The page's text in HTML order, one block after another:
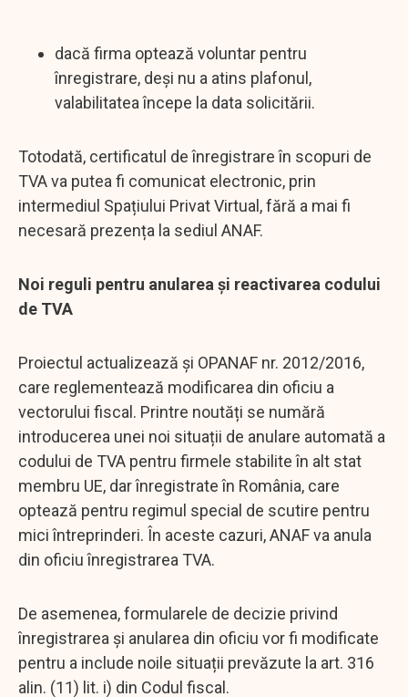
dacă firma optează voluntar pentru
înregistrare, deși nu a atins plafonul,
valabilitatea începe la data solicitării.
Totodată, certificatul de înregistrare în scopuri de
TVA va putea fi comunicat electronic, prin
intermediul Spațiului Privat Virtual, fără a mai fi
necesară prezența la sediul ANAF.
Noi reguli pentru anularea și reactivarea codului
de TVA
Proiectul actualizează și OPANAF nr. 2012/2016,
care reglementează modificarea din oficiu a
vectorului fiscal. Printre noutăți se numără
introducerea unei noi situații de anulare automată a
codului de TVA pentru firmele stabilite în alt stat
membru UE, dar înregistrate în România, care
optează pentru regimul special de scutire pentru
mici întreprinderi. În aceste cazuri, ANAF va anula
din oficiu înregistrarea TVA.
De asemenea, formularele de decizie privind
înregistrarea și anularea din oficiu vor fi modificate
pentru a include noile situații prevăzute la art. 316
alin. (11) lit. i) din Codul fiscal.